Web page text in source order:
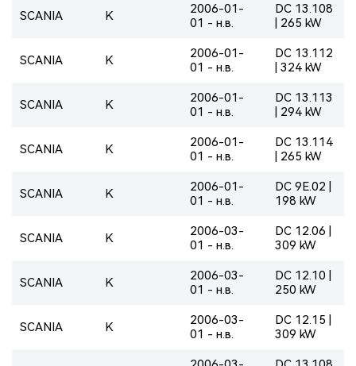
SCANIA K
2006-01-
01 - н.в.
DC 13.108
| 265 kW
SCANIA K
2006-01-
01 - н.в.
DC 13.112
| 324 kW
SCANIA K
2006-01-
01 - н.в.
DC 13.113
| 294 kW
SCANIA K
2006-01-
01 - н.в.
DC 13.114
| 265 kW
SCANIA K
2006-01-
01 - н.в.
DC 9E.02 |
198 kW
SCANIA K
2006-03-
01 - н.в.
DC 12.06 |
309 kW
SCANIA K
2006-03-
01 - н.в.
DC 12.10 |
250 kW
SCANIA K
2006-03-
01 - н.в.
DC 12.15 |
309 kW